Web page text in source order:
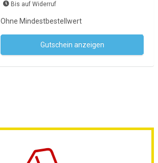
Bis auf Widerruf
Ohne Mindestbestellwert
Gutschein anzeigen